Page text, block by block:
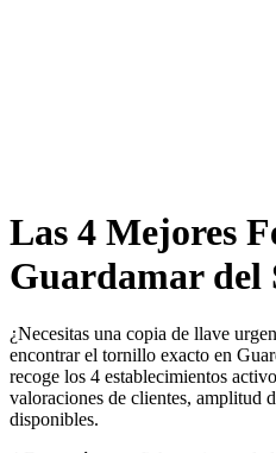
Las 4 Mejores
Guardamar del
¿Necesitas una copia de llave
encontrar el tornillo exacto en
recoge los 4 establecimientos
valoraciones de clientes, amplitud
disponibles.